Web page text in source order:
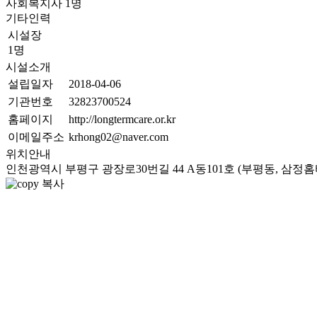
사회복지사 1 명
기타인력
시설장
1명
시설소개
설립일자
2018-04-06
기관번호
32823700524
홈페이지
http://longtermcare.or.kr
이메일주소 krhong02@naver.com
위치안내
인천광역시 부평구 광장로30번길 44 A동101호 (부평동, 삼정
복사